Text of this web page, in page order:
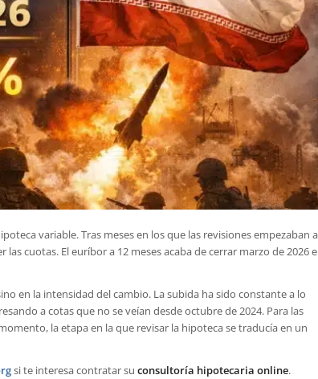
variable. Tras meses en los que las revisiones empezaban a
cuotas. El euríbor a 12 meses acaba de cerrar marzo de 2026
en la intensidad del cambio. La subida ha sido constante a lo
a cotas que no se veían desde octubre de 2024. Para las
la etapa en la que revisar la hipoteca se traducía en un
si te interesa contratar su consultoría hipotecaria online.